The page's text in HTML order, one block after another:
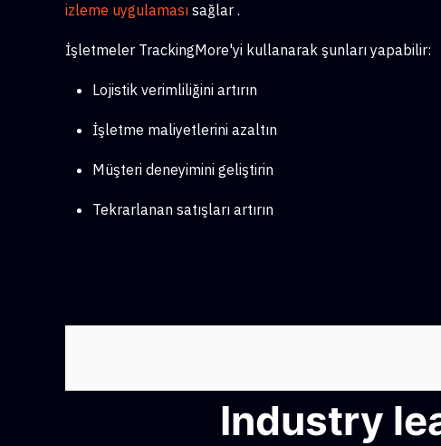
izleme uygulaması sağlar .
İşletmeler TrackingMore'yi kullanarak şunları yapabilir:
Lojistik verimliliğini artırın
İşletme maliyetlerini azaltın
Müşteri deneyimini geliştirin
Tekrarlanan satışları artırın
Industry